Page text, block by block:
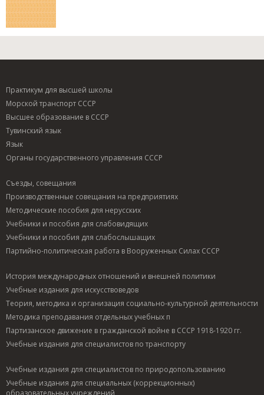
Практикум для высшей школы
Морской транспорт СССР
Высшее образование в СССР
Тувинский язык
Язык
Органы государственного управления СССР
Съезды, совещания
Производственные совещания на предприятиях
Методические пособия для нерусских
Учебники и пособия для слабовидящих
Учебники и пособия для слабослышащих
Партийно-политическая работа в Вооруженных Силах СССР
История международных отношений и внешней политики
Учебные издания для искусствоведов
Теория, методика и организация социально-культурной деятельности
Методика преподавания отдельных учебных п
Партизанское движение в гражданской войне в СССР 1918-1920 гг.
Учебные издания для специалистов по транспорту
Учебные издания для специалистов по природопользованию
Учебные издания для специальных (коррекционных)
образовательных учреждений